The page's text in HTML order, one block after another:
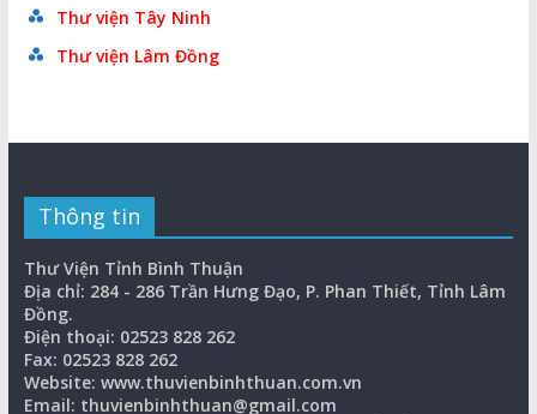
Thư viện Tây Ninh
Thư viện Lâm Đồng
Thông tin
Thư Viện Tỉnh Bình Thuận
Địa chỉ: 284 - 286 Trần Hưng Đạo, P. Phan Thiết, Tỉnh Lâm
Đồng.
Điện thoại: 02523 828 262
Fax: 02523 828 262
Website: www.thuvienbinhthuan.com.vn
Email: thuvienbinhthuan@gmail.com